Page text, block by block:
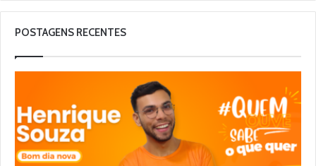
POSTAGENS RECENTES